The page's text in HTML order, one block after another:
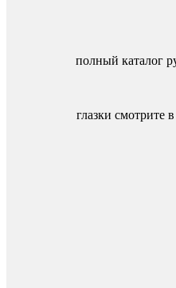
полный каталог
глазки смотрите